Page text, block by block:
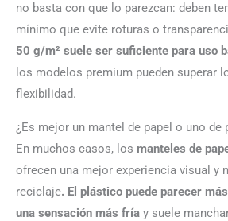
no basta con que lo parezcan: deben
mínimo que evite roturas o
50 g/m² suele ser suficiente para uso
los modelos premium pueden superar
flexibilidad.
¿Es mejor un mantel de papel o uno de
En muchos casos, los manteles de
ofrecen una mejor experiencia visual y
reciclaje. El plástico puede parecer
una sensación más fría y suele